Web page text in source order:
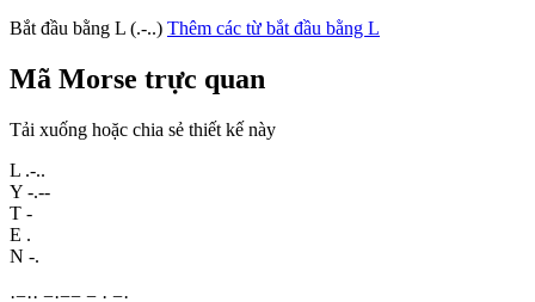
Bắt đầu bằng L (.-..) Thêm các từ bắt đầu bằng L
Mã Morse trực quan
Tải xuống hoặc chia sẻ thiết kế này
L .-..
Y -.--
T -
E .
N -.
·−·· −·−− − · −·